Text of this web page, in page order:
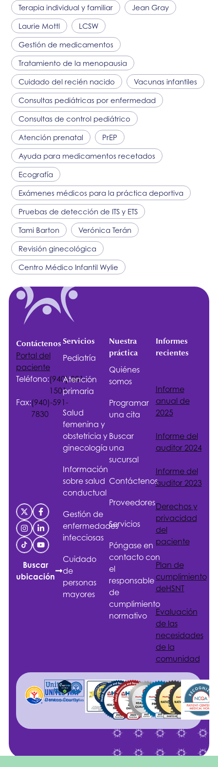
Terapia individual y familiar Jean Gray
Laurie Mottl LCSW
Gestión de medicamentos
Tratamiento de la menopausia
Cuidado del recién nacido Vacunas infantiles
Consultas pediátricas por enfermedad
Consultas de control pediátrico
Atención prenatal PrEP
Ayuda para medicamentos recetados
Ecografía
Exámenes médicos para la práctica deportiva
Pruebas de detección de ITS y ETS
Tami Barton Verónica Terán
Revisión ginecológica
Centro Médico Infantil Wylie
Contáctenos
Portal del
paciente
Teléfono:(940)-381-
1501
Fax:(940)-591-
7830
Buscar
ubicación
Servicios
Pediatría
Atención
primaria
Salud
femenina y
obstetricia y
ginecología
Información
sobre salud
conductual
Gestión de
enfermedades
infecciosas
Cuidado
de
personas
mayores
Nuestra
práctica
Quiénes
somos
Programar
una cita
Buscar
una
sucursal
Contáctenos
Proveedores
Servicios
Póngase en
contacto con
el
responsable
de
cumplimiento
normativo
Informes
recientes
Informe
anual de
2025
Informe del
auditor 2024
Informe del
auditor 2023
Derechos y
privacidad
del
paciente
Plan de
cumplimiento
deHSNT
Evaluación
de las
necesidades
de la
comunidad